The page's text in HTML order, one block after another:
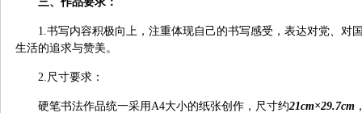
1.书写内容积极向上，注重体现自己的书写感受，表达对党、对
生活的追求与赞美。
2. 尺寸要求：
硬笔书法作品统一采用A4大小的纸张创作，尺寸约21cm×29.7cm